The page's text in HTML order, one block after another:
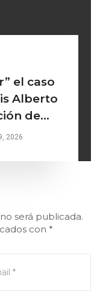
el caso
Alberto
de
2026
será publicada.
con *